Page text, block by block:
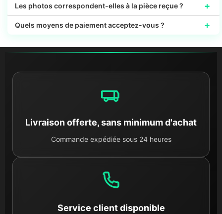
Les photos correspondent-elles à la pièce reçue ? +
Quels moyens de paiement acceptez-vous ? +
Livraison offerte, sans minimum d'achat
Commande expédiée sous 24 heures
Service client disponible